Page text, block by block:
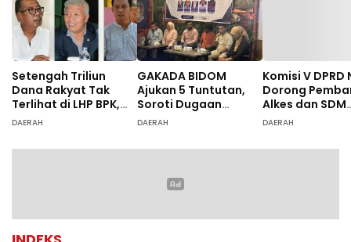
Setengah Triliun
Dana Rakyat Tak
Terlihat di LHP BPK,
Legislator PDIP DPRD
Investigatif
DAERAH
GAKADA BIDOM
Ajukan 5 Tuntutan,
Soroti Dugaan
Ketidaksesuaian
DAERAH
Komisi V DPRD
Dorong
Alkes dan SDM
Rumah Sakit,
Diagnosis
DAERAH